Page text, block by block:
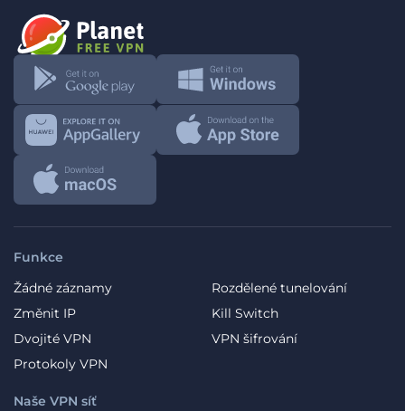
Funkce
Žádné záznamy
Rozdělené tunelování
Změnit IP
Kill Switch
Dvojité VPN
VPN šifrování
Protokoly VPN
Naše VPN síť